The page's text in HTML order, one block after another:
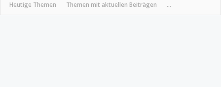
Heutige Themen Themen mit aktuellen Beiträgen ...